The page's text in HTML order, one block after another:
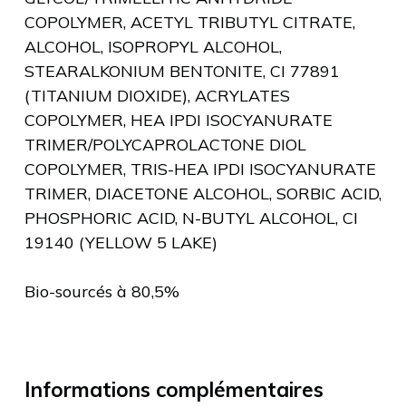
COPOLYMER, ACETYL TRIBUTYL CITRATE,
ALCOHOL, ISOPROPYL ALCOHOL,
STEARALKONIUM BENTONITE, CI 77891
(TITANIUM DIOXIDE), ACRYLATES
COPOLYMER, HEA IPDI ISOCYANURATE
TRIMER/POLYCAPROLACTONE DIOL
COPOLYMER, TRIS-HEA IPDI ISOCYANURATE
TRIMER, DIACETONE ALCOHOL, SORBIC ACID,
PHOSPHORIC ACID, N-BUTYL ALCOHOL, CI
19140 (YELLOW 5 LAKE)
Bio-sourcés à 80,5%
Informations complémentaires